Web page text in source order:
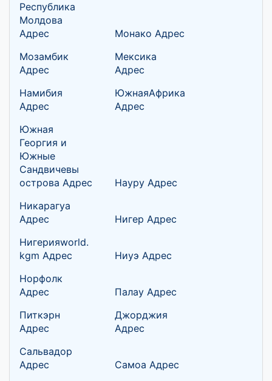
Республика
Молдова
Адрес
Монако Адрес
Мозамбик
Адрес
Мексика
Адрес
Намибия
Адрес
ЮжнаяАфрика
Адрес
Южная
Георгия и
Южные
Сандвичевы
острова Адрес
Науру Адрес
Никарагуа
Адрес
Нигер Адрес
Нигерияworld.
kgm Адрес
Ниуэ Адрес
Норфолк
Адрес
Палау Адрес
Питкэрн
Адрес
Джорджия
Адрес
Сальвадор
Адрес
Самоа Адрес